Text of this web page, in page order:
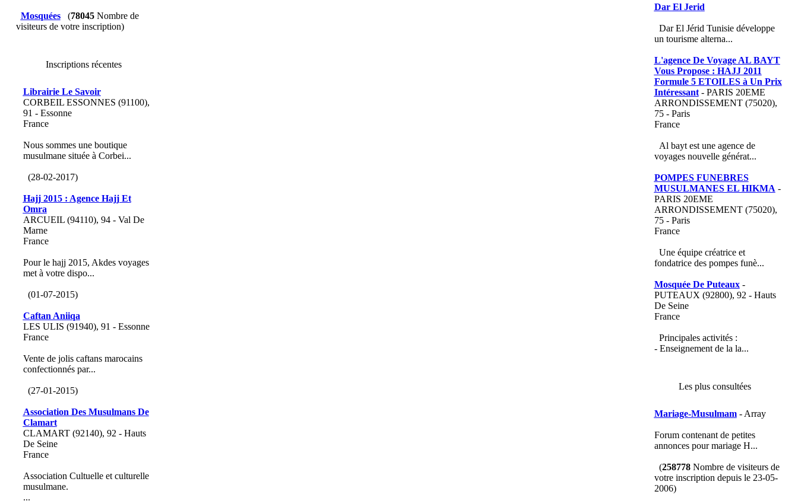
Mosquées (78045Nombre de
visiteurs de votre inscription)
Inscriptions récentes
Librairie Le Savoir
CORBEIL ESSONNES (91100),
91 - Essonne
France
Nous sommes une boutique
musulmane située à Corbei...
(28-02-2017)
Hajj 2015 : Agence Hajj Et
Omra
ARCUEIL (94110), 94 - Val De
Marne
France
Pour le hajj 2015, Akdes voyages
met à votre dispo...
(01-07-2015)
Caftan Aniiqa
LES ULIS (91940), 91 - Essonne
France
Vente de jolis caftans marocains
confectionnés par...
(27-01-2015)
Association Des Musulmans De
Clamart
CLAMART (92140), 92 - Hauts
De Seine
France
Association Cultuelle et culturelle
musulmane.
...
Dar El Jerid
Dar El Jérid Tunisie développe
un tourisme alterna...
L'agence De Voyage AL BAYT
Vous Propose : HAJJ 2011
Formule 5 ETOILES à Un Prix
Intéressant- PARIS 20EME
ARRONDISSEMENT (75020),
75 - Paris
France
Al bayt est une agence de
voyages nouvelle générat...
POMPES FUNEBRES
MUSULMANES EL HIKMA -
PARIS 20EME
ARRONDISSEMENT (75020),
75 - Paris
France
Une équipe créatrice et
fondatrice des pompes funè...
Mosquée De Puteaux-
PUTEAUX (92800), 92 - Hauts
De Seine
France
Principales activités :
- Enseignement de la la...
Les plus consultées
Mariage-Musulmam- Array
Forum contenant de petites
annonces pour mariage H...
(258778Nombre de visiteurs de
votre inscription depuis le 23-05-
2006)